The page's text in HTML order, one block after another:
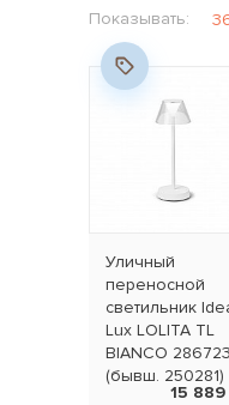
Показывать:
Уличный
переносной
светильник
Lux LOLITA TL
BIANCO 286723
(бывш. 250281)
15 889